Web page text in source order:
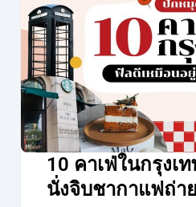
10 คาเฟ่ในกรุงเ
นั่งจิบชากาแฟถ่า